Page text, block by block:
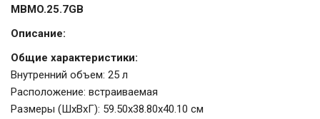
MBMO.25.7GB
Описание:
Общие характеристики:
Внутренний объем: 25 л
Расположение: встраиваемая
Размеры (ШхВхГ): 59.50x38.80x40.10 см